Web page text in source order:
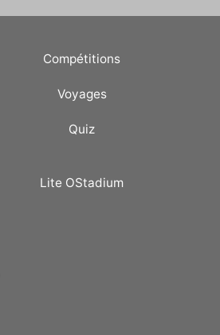
Compétitions
Voyages
Quiz
Lite OStadium